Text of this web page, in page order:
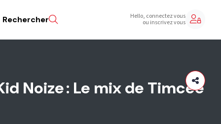
Rechercher Hello, connectez vous
ou inscrivez vous
Noize : Le mix de Timcee